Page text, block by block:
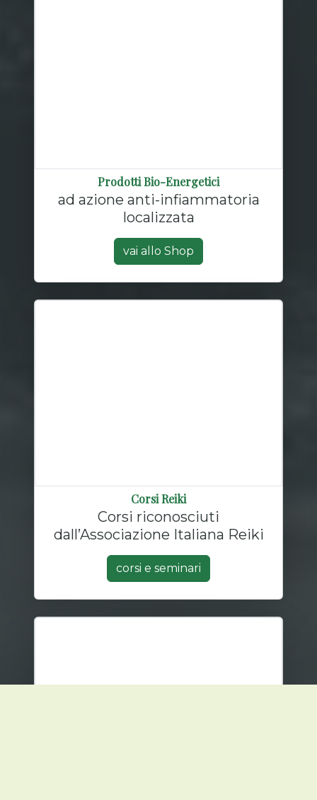
Prodotti Bio-Energetici
ad azione anti-infiammatoria
localizzata
vai allo Shop
Corsi Reiki
Corsi riconosciuti
dall’Associazione Italiana Reiki
corsi e seminari